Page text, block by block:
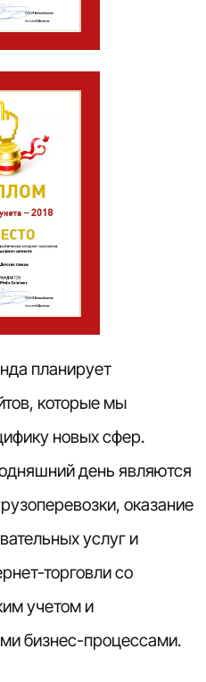
планирует
которые мы
новых сфер.
день являются
оказание
услуг и
торговли со
учетом и
бизнес-процессами.